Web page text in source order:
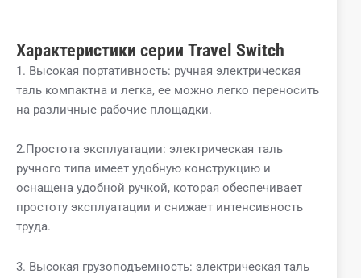
Характеристики серии Travel Switch
1. Высокая портативность: ручная электрическая
таль компактна и легка, ее можно легко переносить
на различные рабочие площадки.
2.Простота эксплуатации: электрическая таль
ручного типа имеет удобную конструкцию и
оснащена удобной ручкой, которая обеспечивает
простоту эксплуатации и снижает интенсивность
труда.
3. Высокая грузоподъемность: электрическая таль